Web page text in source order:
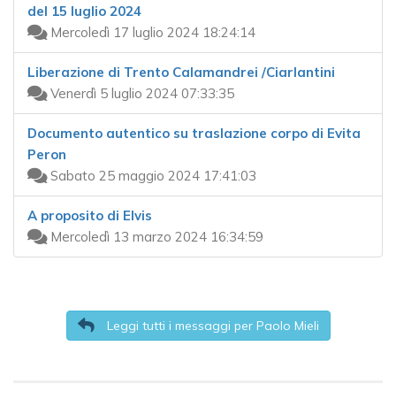
del 15 luglio 2024
Mercoledì 17 luglio 2024 18:24:14
Liberazione di Trento Calamandrei /Ciarlantini
Venerdì 5 luglio 2024 07:33:35
Documento autentico su traslazione corpo di Evita
Peron
Sabato 25 maggio 2024 17:41:03
A proposito di Elvis
Mercoledì 13 marzo 2024 16:34:59
Leggi tutti i messaggi per Paolo Mieli